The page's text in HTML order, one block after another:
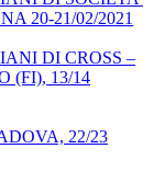
20-21/02/2021
DI CROSS –
(FI), 13/14
22/23